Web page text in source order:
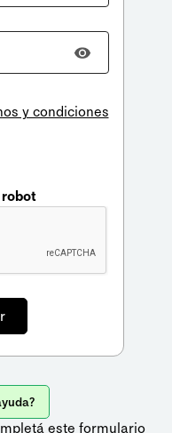
y condiciones
este formulario